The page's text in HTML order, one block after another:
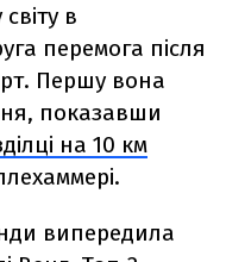
в
перемога після
Першу вона
показавши
на 10 км
випередила